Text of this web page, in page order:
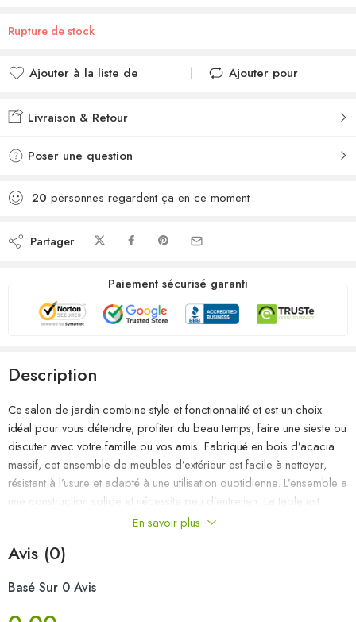
Rupture de stock
Ajouter à la liste de
Ajouté à la liste de
Ajouter pour
Livraison & Retour
Poser une question
20 personnes regardent ça en ce moment
Partager
Paiement sécurisé garanti
Description
Ce salon de jardin combine style et fonctionnalité et est un choix
idéal pour vous détendre, profiter du beau temps, faire une sieste ou
discuter avec votre famille ou vos amis. Fabriqué en bois d’acacia
massif, cet ensemble de meubles d’extérieur est facile à nettoyer,
résistant à l’usure et adapté à une utilisation quotidienne. L’ensemble a
une construction solide et nécessite peu d’entretien. La table est
idéale pour garder la nourriture et les boissons à portée de main.
coussins inclus sont doux et offrent le plus grand confort. Cet
complètement flexible et facile à déplacer pour convenir à tous les
En savoir plus
Avis (0)
Basé Sur 0 Avis